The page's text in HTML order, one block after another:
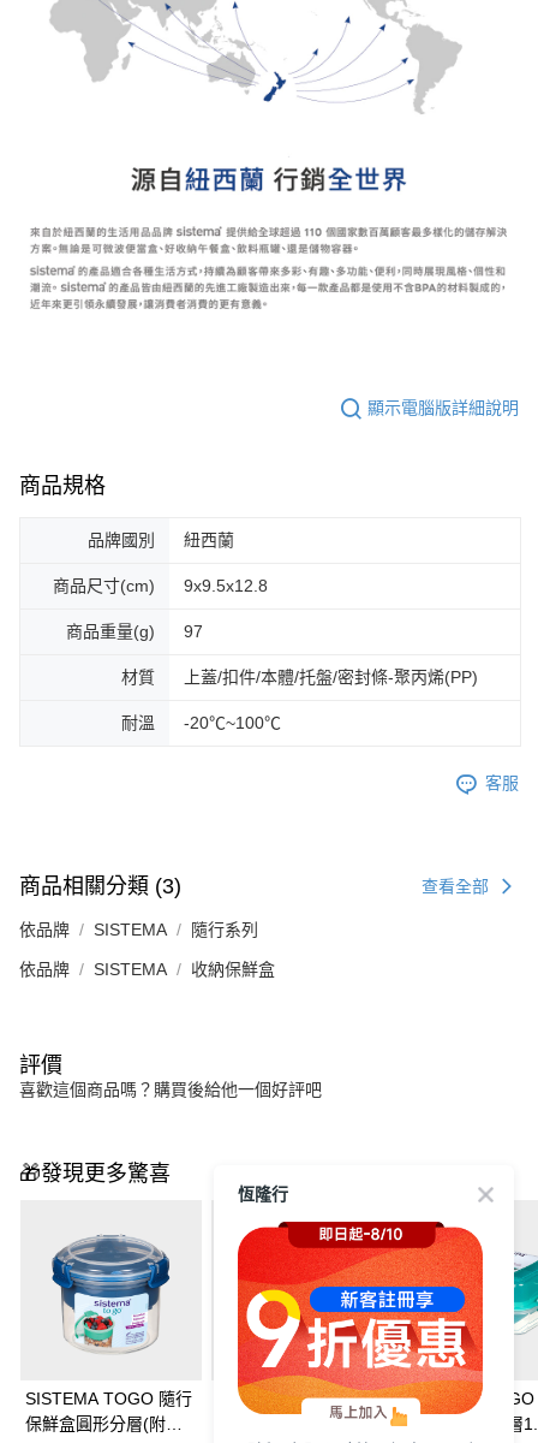
顯示電腦版詳細說明
商品規格
品牌國別 紐西蘭
商品尺寸(cm) 9x9.5x12.8
商品重量(g) 97
材質 上蓋/扣件/本體/托盤/密封條-聚丙烯(PP)
耐溫 -20℃~100℃
客服
商品相關分類 (3) 查看全部
依品牌 SISTEMA 隨行系列
依品牌 SISTEMA 收納保鮮盒
評價
喜歡這個商品嗎？購買後給他一個好評吧
🎁發現更多驚喜
SISTEMA TOGO 隨行
保鮮盒圓形分層(附湯
SISTEMA TOGO 隨行
保鮮盒方形分層400ml
SISTEMA TOGO
保鮮盒長形分層
恆隆行